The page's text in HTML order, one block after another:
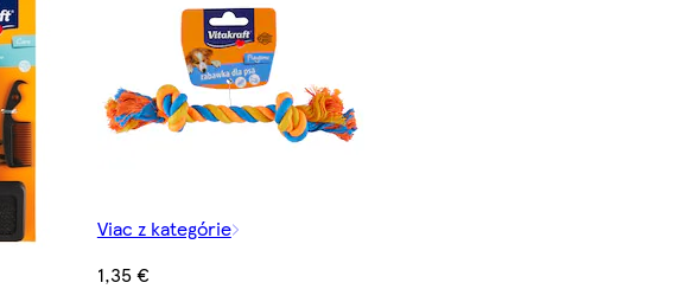
Viac z kategórie
1,35 €